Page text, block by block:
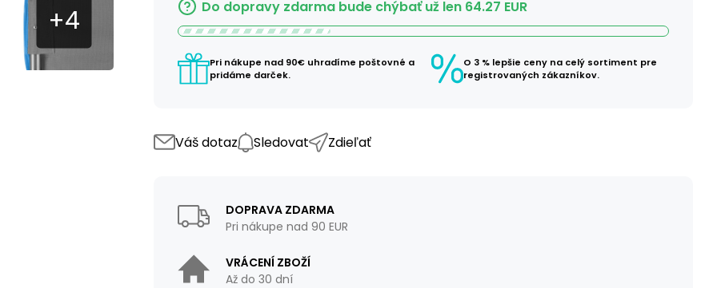
Do dopravy zdarma bude chýbať už len 64.27 EUR
Pri nákupe nad 90€ uhradíme poštovné a
pridáme darček.
O 3 % lepšie ceny na celý sortiment pre
registrovaných zákazníkov.
Váš dotaz Sledovat Zdieľať
DOPRAVA ZDARMA
Pri nákupe nad 90 EUR
VRÁCENÍ ZBOŽÍ
Až do 30 dní